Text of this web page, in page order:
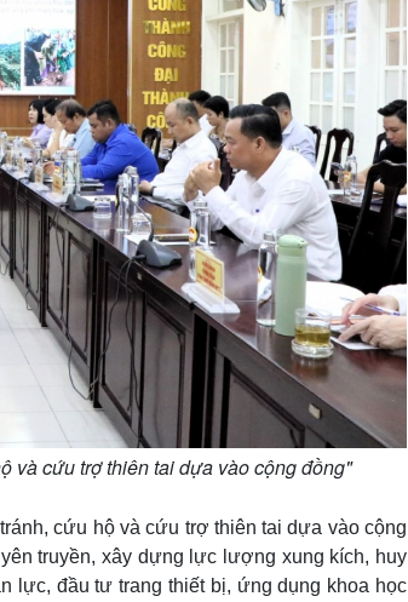
và cứu trợ thiên tai dựa vào cộng đồng"
cứu hộ và cứu trợ thiên tai dựa vào cộng
truyền, xây dựng lực lượng xung kích, huy
lực, đầu tư trang thiết bị, ứng dụng khoa học